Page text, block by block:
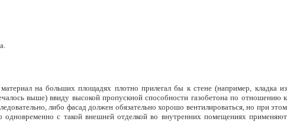
на больших площадях плотно прилегал бы к стене (например, кладка из
выше) ввиду высокой пропускной способности газобетона по отношению к
либо фасад должен обязательно хорошо вентилироваться, но при этом
с такой внешней отделкой во внутренних помещениях применяют